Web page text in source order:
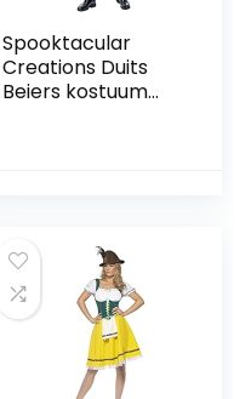
Spooktacular
Creations Duits
Beiers kostuum